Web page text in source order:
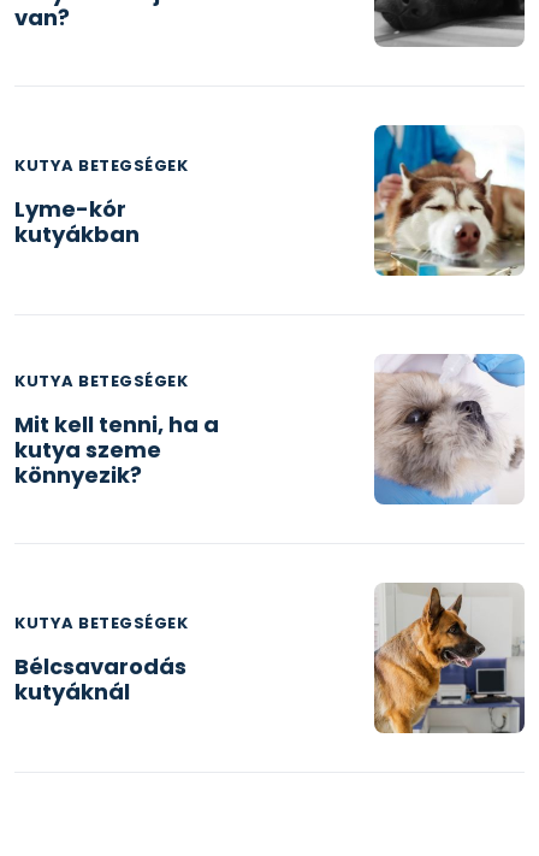
van?
KUTYA BETEGSÉGEK
Lyme-kór
kutyákban
KUTYA BETEGSÉGEK
Mit kell tenni, ha a
kutya szeme
könnyezik?
KUTYA BETEGSÉGEK
Bélcsavarodás
kutyáknál